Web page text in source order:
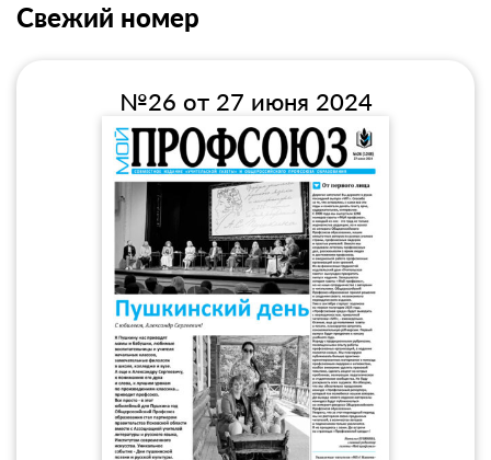
Свежий номер
№26 от 27 июня 2024